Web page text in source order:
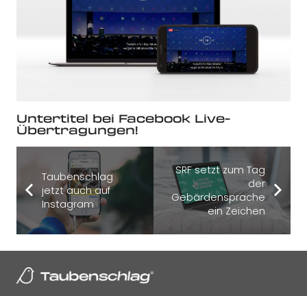
Untertitel bei Facebook Live-
Übertragungen!
Taubenschlag
jetzt auch auf
Instagram
SRF setzt zum Tag
der
Gebärdensprache
ein Zeichen